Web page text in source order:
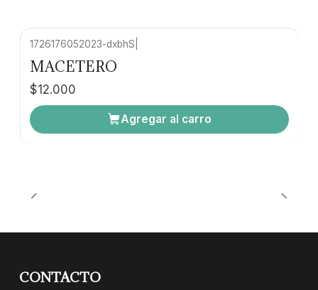
1726176052023-dxbhS
MACETERO
$12.000
Agregar al carro
CONTACTO